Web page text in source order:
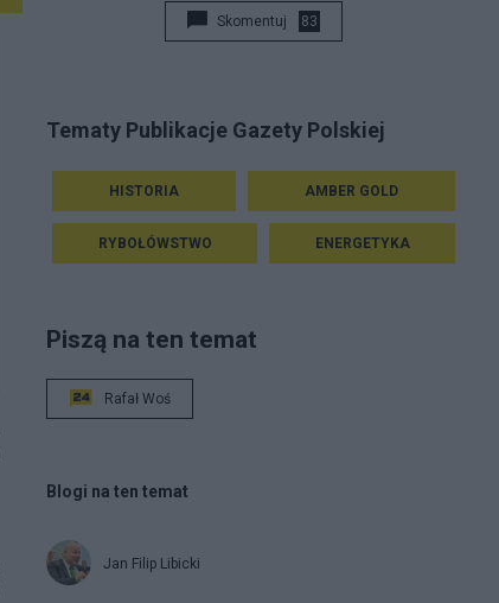
Skomentuj 83
Tematy Publikacje Gazety Polskiej
HISTORIA AMBER GOLD
RYBOŁÓWSTWO ENERGETYKA
Piszą na ten temat
Rafał Woś
Blogi na ten temat
Jan Filip Libicki